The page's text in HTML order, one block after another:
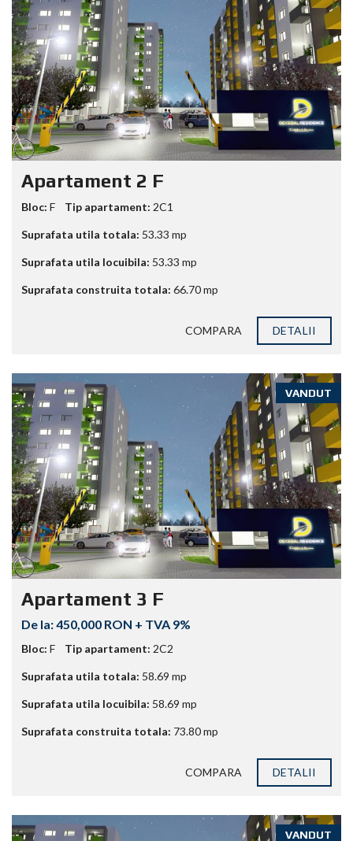
Apartament 2 F
Bloc: F Tip apartament: 2C1
Suprafata utila totala: 53.33 mp
Suprafata utila locuibila: 53.33 mp
Suprafata construita totala: 66.70mp
COMPARA DETALII
VANDUT
Apartament 3 F
450,000 RON + TVA 9%
Bloc: F Tip apartament: 2C2
Suprafata utila totala: 58.69 mp
Suprafata utila locuibila: 58.69 mp
Suprafata construita totala: 73.80mp
COMPARA DETALII
VANDUT